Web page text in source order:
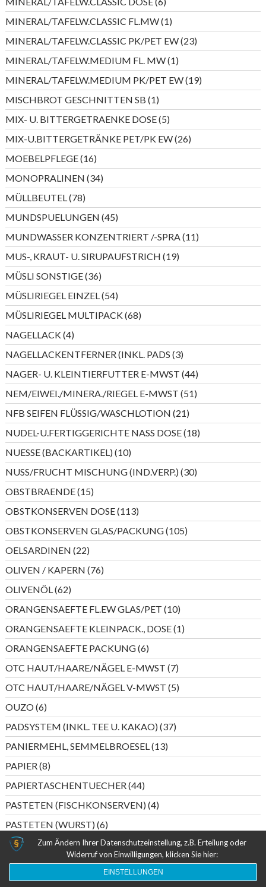
Produkte
MINERAL/TAFELW.CLASSIC FL.MW 11
Produkt
MINERAL/TAFELW.CLASSIC PK/PET EW 2323
Produkte
MINERAL/TAFELW.MEDIUM FL. MW 11
Produkt
MINERAL/TAFELW.MEDIUM PK/PET EW 1919
Produkte
MISCHBROT GESCHNITTEN SB 11
Produkt
MIX- U. BITTERGETRAENKE DOSE 55
Produkte
MIX-U.BITTERGETRÄNKE PET/PK EW 2626
Produkte
MOEBELPFLEGE 1616
Produkte
MONOPRALINEN 3434
Produkte
MÜLLBEUTEL 7878
Produkte
MUNDSPUELUNGEN 4545
Produkte
MUNDWASSER KONZENTRIERT /-SPRA 1111
Produkte
MUS-, KRAUT- U. SIRUPAUFSTRICH 1919
Produkte
MÜSLI SONSTIGE 3636
Produkte
MÜSLIRIEGEL EINZEL 5454
Produkte
MÜSLIRIEGEL MULTIPACK 6868
Produkte
NAGELLACK 44
Produkte
NAGELLACKENTFERNER (INKL. PADS 33
Produkte
NAGER- U. KLEINTIERFUTTER E-MWST 4444
Produkte
NEM/EIWEI./MINERA./RIEGEL E-MWST 5151
Produkte
NFB SEIFEN FLÜSSIG/WASCHLOTION 2121
Produkte
NUDEL-U.FERTIGGERICHTE NASS DOSE 1818
Produkte
NUESSE (BACKARTIKEL) 1010
Produkte
NUSS/FRUCHT MISCHUNG (IND.VERP.) 3030
Produkte
OBSTBRAENDE 1515
Produkte
OBSTKONSERVEN DOSE 113113
Produkte
OBSTKONSERVEN GLAS/PACKUNG 105105
Produkte
OELSARDINEN 2222
Produkte
OLIVEN / KAPERN 7676
Produkte
OLIVENÖL 6262
Produkte
ORANGENSAEFTE FL.EW GLAS/PET 1010
Produkte
ORANGENSAEFTE KLEINPACK., DOSE 11
Produkt
ORANGENSAEFTE PACKUNG 66
Produkte
OTC HAUT/HAARE/NÄGEL E-MWST 77
Produkte
OTC HAUT/HAARE/NÄGEL V-MWST 55
Produkte
OUZO 66
Produkte
PADSYSTEM (INKL. TEE U. KAKAO) 3737
Produkte
PANIERMEHL, SEMMELBROESEL 1313
Produkte
PAPIER 88
Produkte
PAPIERTASCHENTUECHER 4444
Produkte
PASTETEN (FISCHKONSERVEN) 44
Produkte
PASTETEN (WURST) 66
Produkte
PERLWEIN DEUTSCHLAND 55
Produkte
PERLWEIN ITALIEN/SPANIEN 2020
Produkte
PESTO 5555
Zum Ändern Ihrer Datenschutzeinstellung, z.B. Erteilung oder
Widerruf von Einwilligungen, klicken Sie hier:
EINSTELLUNGEN